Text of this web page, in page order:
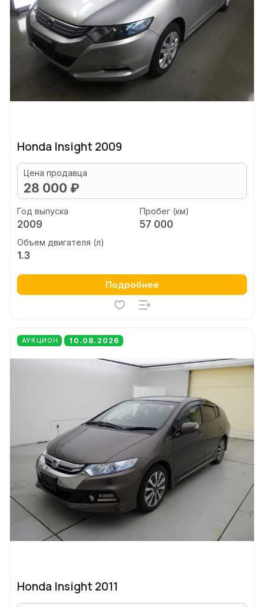
Honda Insight 2009
Цена продавца
28 000 ₽
Год выпуска
2009
Пробег (км)
57 000
Объем двигателя (л)
1.3
Подробнее
АУКЦИОН 10.08.2026
Honda Insight 2011